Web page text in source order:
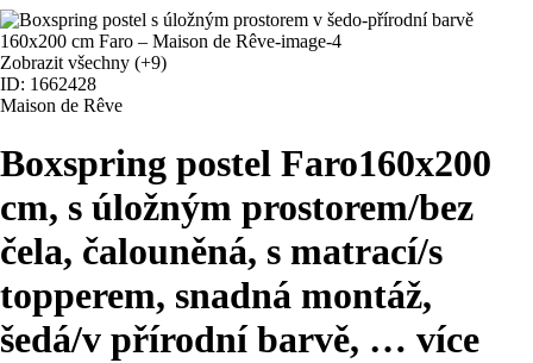
Zobrazit všechny (+9)
ID: 1662428
Maison de Rêve
Boxspring postel Faro160x200
cm, s úložným prostorem/bez
čela, čalouněná, s matrací/s
topperem, snadná montáž,
šedá/v přírodní barvě, … více